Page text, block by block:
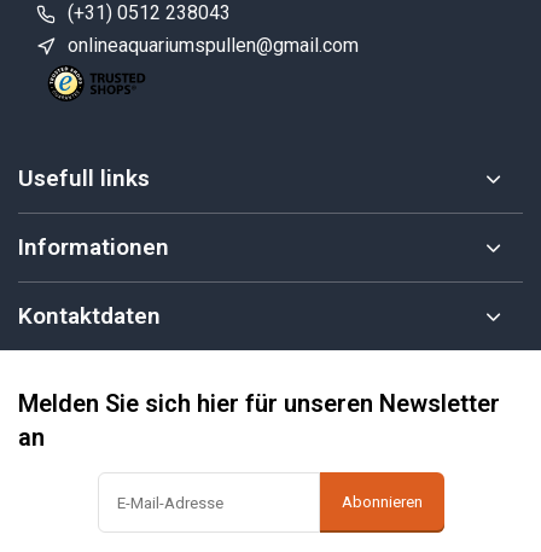
(+31) 0512 238043
onlineaquariumspullen@gmail.com
Usefull links
Informationen
Kontaktdaten
Melden Sie sich hier für unseren Newsletter
an
Abonnieren